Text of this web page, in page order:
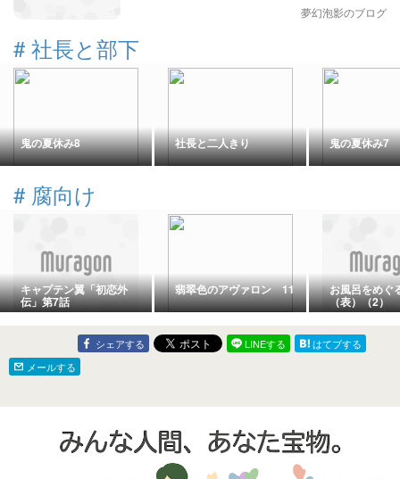
夢幻泡影のブログ
# 社長と部下
鬼の夏休み8 社長と二人きり 鬼の夏休み7
# 腐向け
キャプテン翼「初恋外
伝」第7話
翡翠色のアヴァロン 11 お風呂をめぐ
（表）（2）
シェアする LINEする
はてブする
メールする